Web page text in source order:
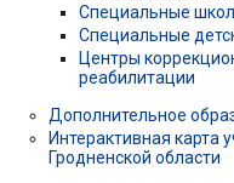
Специальные
Специальные
Центры
реабилитации
Дополнительное
Интерактивная карта
Гродненской области